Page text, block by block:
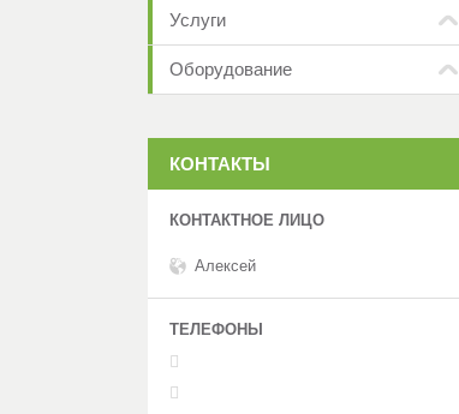
Услуги
Оборудование
КОНТАКТЫ
Алексей